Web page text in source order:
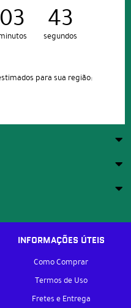
03 43
segundos
para sua região:
INFORMAÇÕES ÚTEIS
Como Comprar
Termos de Uso
Fretes e Entrega